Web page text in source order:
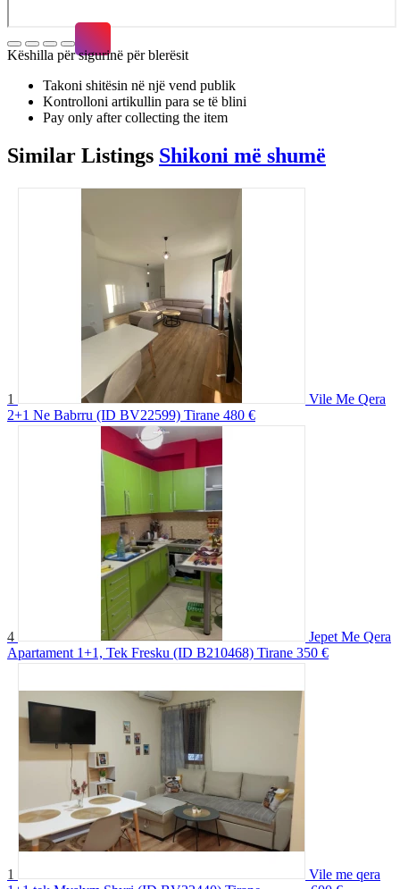
Këshilla për sigurinë për blerësit
Takoni shitësin në një vend publik
Kontrolloni artikullin para se të blini
Pay only after collecting the item
Similar Listings Shikoni më shumë
1
Vile Me Qera
2+1 Ne Babrru (ID BV22599) Tirane 480 €
4
Jepet Me Qera
Apartament 1+1, Tek Fresku (ID B210468) Tirane 350 €
1
Vile me qera